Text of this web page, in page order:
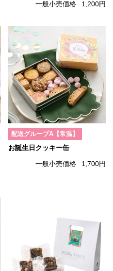
一般小売価格 1,200円
配送グループA【常温】
お誕生日クッキー缶
一般小売価格 1,700円